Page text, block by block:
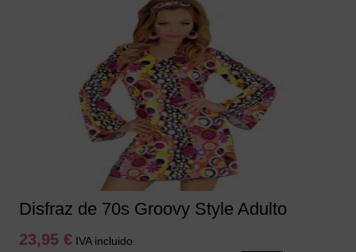
variantes.
Las
opciones
se
pueden
elegir
en
la
página
de
Disfraz de 70s Groovy Style Adulto
23,95 € IVA incluido